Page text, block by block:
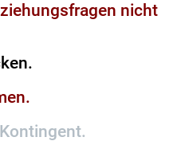
nicht